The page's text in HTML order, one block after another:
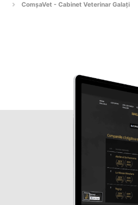
ComșaVet - Cabinet Veterinar Galați